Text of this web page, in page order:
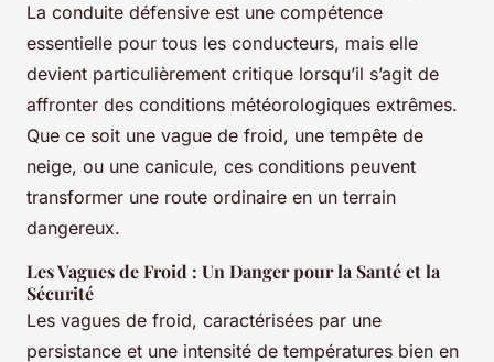
La conduite défensive est une compétence
essentielle pour tous les conducteurs, mais elle
devient particulièrement critique lorsqu’il s’agit de
affronter des conditions météorologiques extrêmes.
Que ce soit une vague de froid, une tempête de
neige, ou une canicule, ces conditions peuvent
transformer une route ordinaire en un terrain
dangereux.
Les Vagues de Froid : Un Danger pour la Santé et la
Sécurité
Les vagues de froid, caractérisées par une
persistance et une intensité de températures bien en